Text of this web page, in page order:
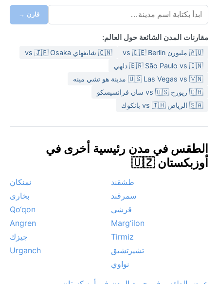
خفيفة وقبعة شمسية، أما في الشتاء فيفضل ارتداء طبقات
دافئة وسترة ثقيلة. تكون الليالي باردة حتى في الصيف، لذا
والخريف (سبتمبر وأكتوبر) حيث تكون الأجواء معتدلة
ومشمسة. من الظواهر الجوية اللافتة هنا العواصف الترابية
التي تهب أحياناً في الربيع والخريف، خاصة مع رياح جافة من
الصحراء. كما يمكن حدوث صقيع ليلي في الشتاء، لكن الأمطار
الغزيرة أو الرياح الموسمية نادرة. لذلك تبقى فيرغانة وجهة
قارن →
مقارنات المدن الشائعة حول العالم:
🇦🇺 ملبورن vs 🇩🇪 Berlin
🇨🇳 شانغهاي vs 🇯🇵 Osaka
🇧🇷 São Paulo vs 🇮🇳 دلهي
🇺🇸 Las Vegas vs 🇻🇳 مدينة هو تشي مينه
🇨🇭 زيورخ vs 🇺🇸 سان فرانسيسكو
🇸🇦 الرياض vs 🇹🇭 بانكوك
الطقس في مدن رئيسية أخرى في
أوزبكستان 🇺🇿
طشقند
نمنكان
سمرقند
بخارى
قرشي
Qo‘qon
Marg‘ilon
Angren
Tirmiz
جيزك
تشيرتشيق
Urganch
نواوي